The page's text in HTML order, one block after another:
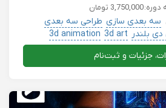
دوره:3,750,000 تومان
سه بعدی سازی طراحی سه بعدی
3d art
3d animation
جزئیات و ثبت‌نام